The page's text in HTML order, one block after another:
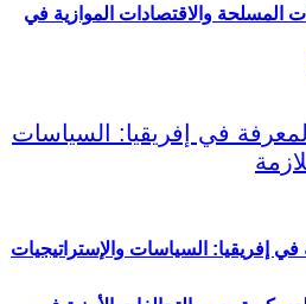
المسلحة والاقتصادات الموازية في
في إفريقيا: السياسات والإستراتيجيات